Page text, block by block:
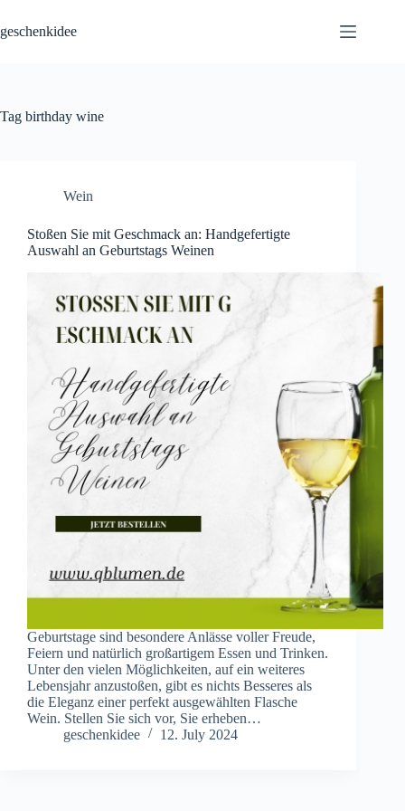
content
geschenkidee
Tag birthday wine
Wein
Stoßen Sie mit Geschmack an: Handgefertigte
Auswahl an Geburtstags Weinen
Geburtstage sind besondere Anlässe voller Freude,
Feiern und natürlich großartigem Essen und Trinken.
Unter den vielen Möglichkeiten, auf ein weiteres
Lebensjahr anzustoßen, gibt es nichts Besseres als
die Eleganz einer perfekt ausgewählten Flasche
Wein. Stellen Sie sich vor, Sie erheben…
geschenkidee
12. July 2024